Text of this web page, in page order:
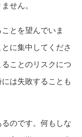
せん。
とを望んでいま
に集中してくださ
ことのリスクにつ
は失敗することも
のです。何もしな